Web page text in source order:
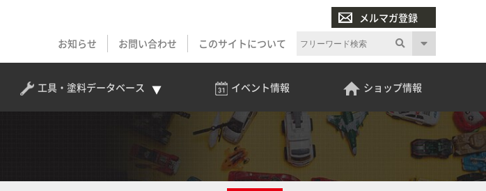
メルマガ登録
お知らせ
お問い合わせ このサイトについて
工具・塗料データベース イベント情報 ショップ情報